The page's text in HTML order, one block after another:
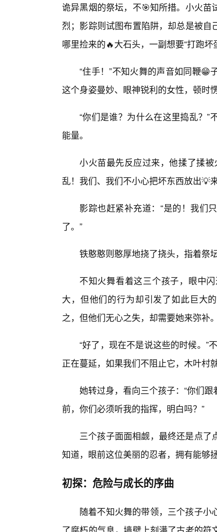
诡异黑烟的祭坛，不🎯知所措。小火
烈；影踪则试图布置陷阱，却总是被
哪里捡来的🔥大石头，一副想要“打跑坏
“住手！”不知火舞的声音如同鞭
这个身姿曼妙、眼神锐利的女性，顿时
“你们是谁？为什么在这里捣乱？
能量。
小火苗最先反应过来，他揉了揉
乱！我们、我们不小心把坏东西放出💡
影踪也赶紧补充道：“是的！我
了。”
铁憨憨则憨厚地挠了挠头，指着祭
不知火舞看着这三个孩子，眼中
大，但他们的行为却引发了如此巨大
之，但他们无心之失，却需要她来弥补
“好了，现在不是说这些的时候。”
正在蔓延，如果我们不阻止它，木叶村
她转过身，看向三个孩子：“你们
前，你们必须听我的指挥，明白吗？”
三个孩子面面相觑，最终还是点
知道，眼前这位美丽的忍者，拥有能够
初探：危险与成长的序曲
随着不知火舞的带领，三个孩子